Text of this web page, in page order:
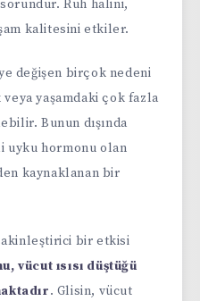
Ruh halini,
kalitesini etkiler.
değişen birçok nedeni
veya yaşamdaki çok fazla
Bunun dışında
uyku hormonu olan
kaynaklanan bir
bir etkisi
vücut ısısı düştüğü
. Glisin, vücut